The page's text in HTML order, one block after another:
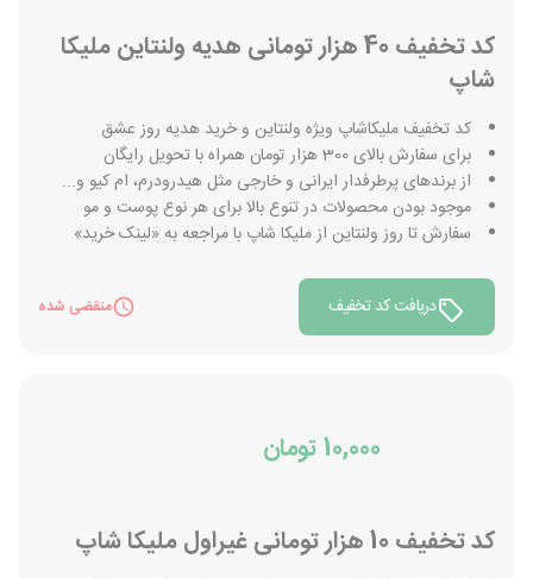
کد تخفیف 40 هزار تومانی هدیه ولنتاین ملیکا
شاپ
کد تخفیف ملیکاشاپ ویژه ولنتاین و خرید هدیه روز عشق
برای سفارش بالای 300 هزار تومان همراه با تحویل رایگان
از برندهای پرطرفدار ایرانی و خارجی مثل هیدرودرم، ام کیو و...
موجود بودن محصولات در تنوع بالا برای هر نوع پوست و مو
سفارش تا روز ولنتاین از ملیکا شاپ با مراجعه به «لینک خرید»
دریافت کد تخفیف منقضی شده
10,000 تومان
کد تخفیف 10 هزار تومانی غیراول ملیکا شاپ